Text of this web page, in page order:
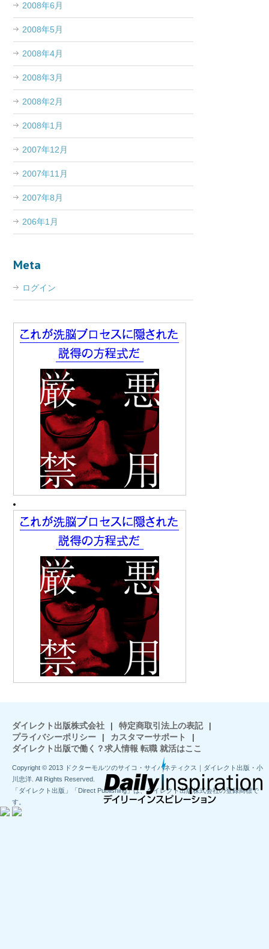
2008年6月
2008年5月
2008年4月
2008年3月
2008年2月
2008年1月
2007年12月
2007年11月
2007年8月
206年1月
Meta
ログイン
ダイレクト出版株式会社 | 特定商取引法上の表記
|
プライバシーポリシー
| カスタマーサポート
|
ダイレクト出版で働く？求人情報 転職 就活はここ
Copyright © 2013 ドクターモルツのサイコ・サイバネティクス｜ダイレクト出版・小
川忠洋. All Rights Reserved.
「ダイレクト出版」「Direct Publishing」は、ダイレクト出版株式会社の登録商標で
す。